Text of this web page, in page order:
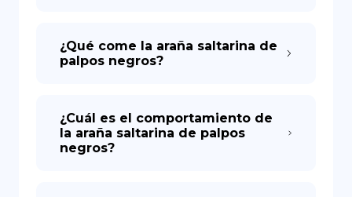
¿Qué come la araña saltarina de
palpos negros?
¿Cuál es el comportamiento de
la araña saltarina de palpos
negros?